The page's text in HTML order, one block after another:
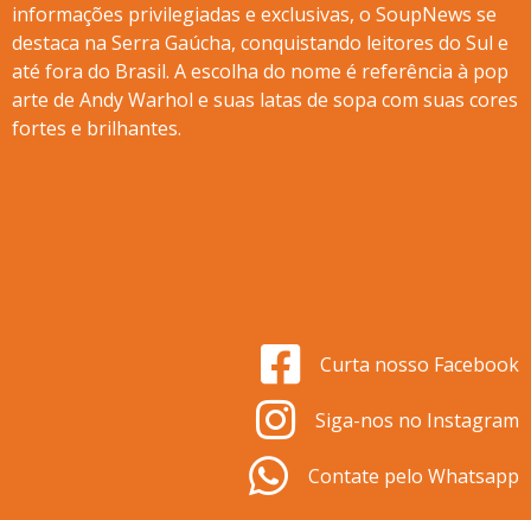
informações privilegiadas e exclusivas, o SoupNews se
destaca na Serra Gaúcha, conquistando leitores do Sul e
até fora do Brasil. A escolha do nome é referência à pop
arte de Andy Warhol e suas latas de sopa com suas cores
fortes e brilhantes.
Curta nosso Facebook
Siga-nos no Instagram
Contate pelo Whatsapp